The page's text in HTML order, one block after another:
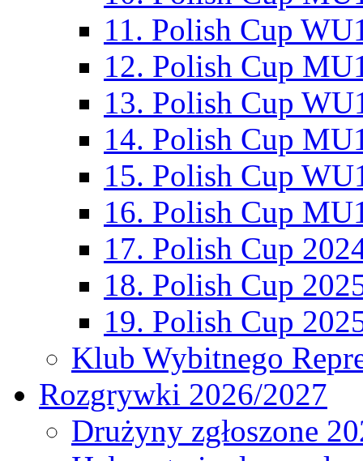
11. Polish Cup
12. Polish Cup
13. Polish Cup
14. Polish Cup
15. Polish Cup
16. Polish Cup
17. Polish Cup
18. Polish Cup
19. Polish Cup
Klub Wybitnego
Rozgrywki 2026/2027
Drużyny zgłoszone